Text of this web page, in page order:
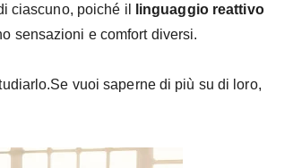
ciascuno, poiché il
linguaggio reattivo
sensazioni e comfort diversi.
vuoi saperne di più su di loro,